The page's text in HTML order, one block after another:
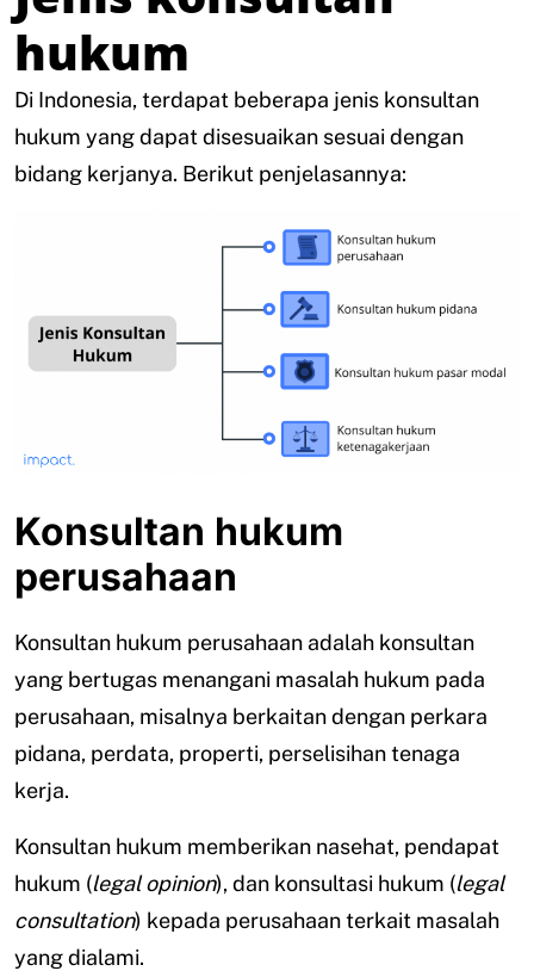
hukum
Di Indonesia, terdapat beberapa jenis konsultan
hukum yang dapat disesuaikan sesuai dengan
bidang kerjanya. Berikut penjelasannya:
Konsultan hukum
perusahaan
Konsultan hukum perusahaan adalah konsultan
yang bertugas menangani masalah hukum pada
perusahaan, misalnya berkaitan dengan perkara
pidana, perdata, properti, perselisihan tenaga
kerja.
Konsultan hukum memberikan nasehat, pendapat
hukum (legal opinion), dan konsultasi hukum (legal
consultation) kepada perusahaan terkait masalah
yang dialami.